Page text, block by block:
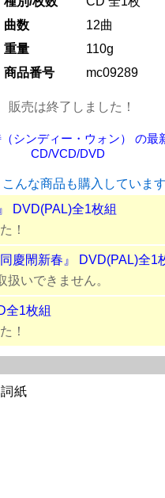
曲数
12曲
重量
110g
商品番号
mc09289
販売は終了しました！
シンディー・ウォン） の最
CD/VCD/DVD
んな商品も購入していま
DVD(PAL)全1枚組
！
同慶閙新春』 DVD(PAL)全1
扱いできません。
全1枚組
！
紙